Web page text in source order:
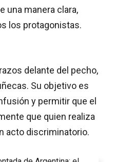
una manera clara,
los protagonistas.
delante del pecho,
Su objetivo es
y permitir que el
que quien realiza
acto discriminatorio.